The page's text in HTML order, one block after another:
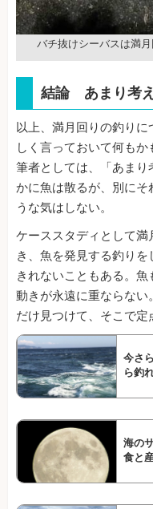
バチ抜けシーバスは満月
結論 あまり考
以上、満月回りの釣り
しく言っておいて何もか
筆者としては、「あま
かに魚は散るが、別にそ
うな気はしない。
ケーススタディとして
き、魚を発見する釣りを
きれないこともある。
動きが永遠に重ならな
だけ見つけて、そこで定
今さ
ら釣
海の
食と